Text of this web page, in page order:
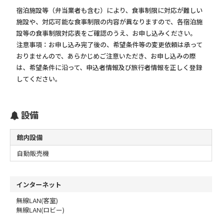
宿泊施設等（弁当業者も含む）により、食事制限に対応が難しい
施設や、対応可能な食事制限の内容が異なりますので、各宿泊施
設等の食事制限対応表をご確認のうえ、お申し込みください。
注意事項：お申し込み完了後の、希望条件等の変更依頼は承って
おりませんので、あらかじめご注意いただき、お申し込みの際
は、希望条件に沿って、申込者情報及び旅行者情報を正しく登録
してください。
設備
館内設備
自動販売機
インターネット
無線LAN(客室)
無線LAN(ロビー)